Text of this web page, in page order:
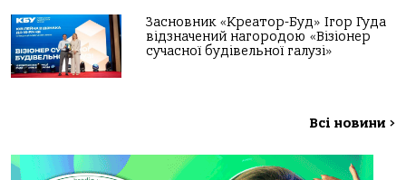
Засновник «Креатор-Буд» Ігор Гуда
відзначений нагородою «Візіонер
сучасної будівельної галузі»
Всі новини >